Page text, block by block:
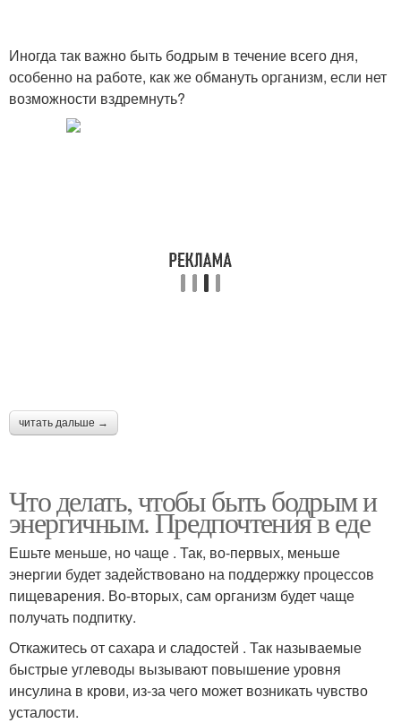
Иногда так важно быть бодрым в течение всего дня,
особенно на работе, как же обмануть организм, если нет
возможности вздремнуть?
читать дальше →
Что делать, чтобы быть бодрым и
энергичным. Предпочтения в еде
Ешьте меньше, но чаще . Так, во-первых, меньше
энергии будет задействовано на поддержку процессов
пищеварения. Во-вторых, сам организм будет чаще
получать подпитку.
Откажитесь от сахара и сладостей . Так называемые
быстрые углеводы вызывают повышение уровня
инсулина в крови, из-за чего может возникать чувство
усталости.